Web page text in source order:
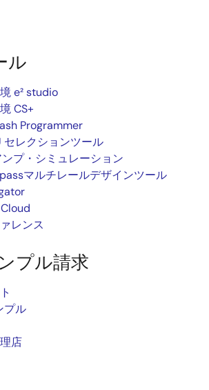
ル
e² studio
CS+
Programmer
セレクションツール
プ・シミュレーション
マルチレールデザインツール
レンス
プル請求
プル
店